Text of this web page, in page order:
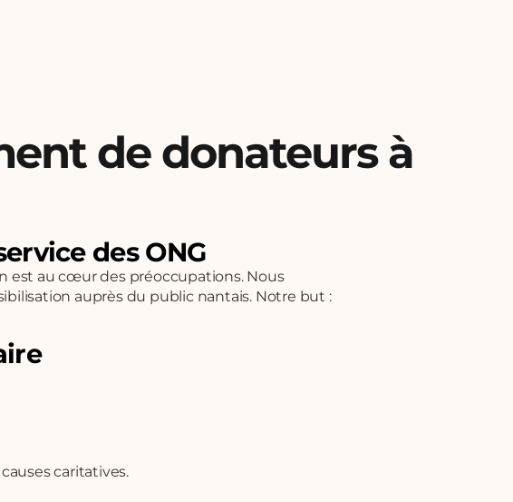
de donateurs à
des ONG
est au cœur des préoccupations. Nous
auprès du public nantais. Notre but :
caritatives.